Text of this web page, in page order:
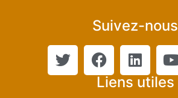
Suivez-nous
Liens utiles